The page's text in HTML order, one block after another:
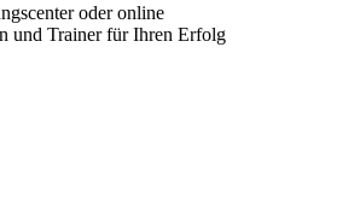
oder online
und Trainer für Ihren Erfolg